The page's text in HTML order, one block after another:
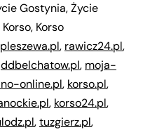
Gostynia, Życie
Korso
, rawicz24.pl,
ddbelchatow.pl, moja-
online.pl, korso.pl,
, korso24.pl,
,tuzgierz.pl,